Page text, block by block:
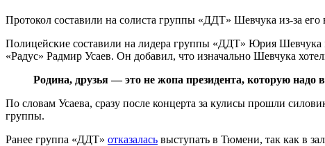
Протокол составили на солиста группы «ДДТ» Шевчука из-за его
Полицейские составили на лидера группы «ДДТ» Юрия Шевчука
«Радус» Радмир Усаев. Он добавил, что изначально Шевчука
Родина, друзья — это не жопа президента, которую
По словам Усаева, сразу после концерта за кулисы прошли
группы.
Ранее группа «ДДТ» отказалась выступать в Тюмени, так как в